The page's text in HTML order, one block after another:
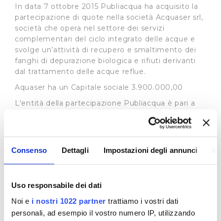
Consenso Dettagli Impostazioni degli annunci
Uso responsabile dei dati
Noi e i nostri 1022 partner trattiamo i vostri dati
personali, ad esempio il vostro numero IP, utilizzando
In data 7 ottobre 2015 Publiacqua ha acquisito la
partecipazione di quote nella società Acquaser srl,
società che opera nel settore dei servizi
complementari del ciclo integrato delle acque e
svolge un’attività di recupero e smaltimento dei
fanghi di depurazione biologica e rifiuti derivanti
dal trattamento delle acque reflue.
Aquaser ha un Capitale sociale 3.900.000,00
L'entità della partecipazione Publiacqua è pari a
zero zero), corrispondenti all'1% (uno per cento)
del capitale sociale della società
Organi societari:
Flavio Zazzeri (Presidente)
Alberto Risoldi (Consigliere)
Cristiano Agostini (Consigliere)
Valentina Bracaglia (Consigliere)